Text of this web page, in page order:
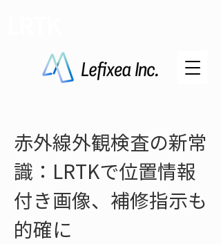
赤外線外観検査の新常
識：LRTKで位置情報
付き画像、補修指示も
的確に